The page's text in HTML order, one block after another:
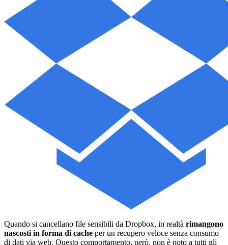
Quando si cancellano file sensibili da Dropbox, in realtà rimangono
nascosti in forma di cache per un recupero veloce senza consumo
di dati via web. Questo comportamento, però, non è noto a tutti gli